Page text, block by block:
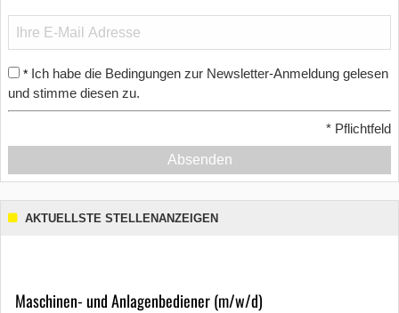
* Ich habe die Bedingungen zur Newsletter-Anmeldung gelesen
und stimme diesen zu.
* Pflichtfeld
Absenden
AKTUELLSTE STELLENANZEIGEN
Maschinen- und Anlagenbediener (m/w/d)